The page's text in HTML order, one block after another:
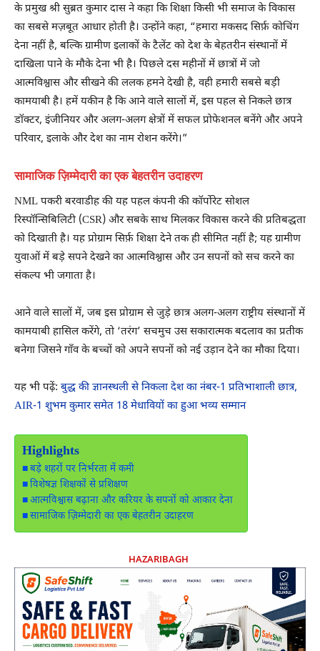
के प्रमुख श्री सुब्रत कुमार दास ने कहा कि शिक्षा किसी भी समाज के विकास
का सबसे मज़बूत आधार होती है। उन्होंने कहा, “हमारा मकसद सिर्फ़ कोचिंग
देना नहीं है, बल्कि ग्रामीण इलाकों के टैलेंट को देश के बेहतरीन संस्थानों में
दाखिला पाने के मौके देना भी है। पिछले दस महीनों में छात्रों में जो
आत्मविश्वास और सीखने की ललक हमने देखी है, वही हमारी सबसे बड़ी
कामयाबी है। हमें यकीन है कि आने वाले सालों में, इस पहल से निकले छात्र
डॉक्टर, इंजीनियर और अलग-अलग क्षेत्रों में सफल प्रोफेशनल बनेंगे और अपने
परिवार, इलाके और देश का नाम रोशन करेंगे।”
सामाजिक ज़िम्मेदारी का एक बेहतरीन उदाहरण
NML पकरी बरवाडीह की यह पहल कंपनी की कॉर्पोरेट सोशल
रिस्पॉन्सिबिलिटी (CSR) और सबके साथ मिलकर विकास करने की प्रतिबद्धता
को दिखाती है। यह प्रोग्राम सिर्फ़ शिक्षा देने तक ही सीमित नहीं है; यह ग्रामीण
युवाओं में बड़े सपने देखने का आत्मविश्वास और उन सपनों को सच करने का
संकल्प भी जगाता है।
आने वाले सालों में, जब इस प्रोग्राम से जुड़े छात्र अलग-अलग राष्ट्रीय संस्थानों में
कामयाबी हासिल करेंगे, तो ‘तरंग’ सचमुच उस सकारात्मक बदलाव का प्रतीक
बनेगा जिसने गाँव के बच्चों को अपने सपनों को नई उड़ान देने का मौका दिया।
यह भी पढ़ें: बुद्ध की ज्ञानस्थली से निकला देश का नंबर-1 प्रतिभाशाली छात्र,
AIR-1 शुभम कुमार समेत 18 मेधावियों का हुआ भव्य सम्मान
Highlights
बड़े शहरों पर निर्भरता में कमी
विशेषज्ञ शिक्षकों से प्रशिक्षण
आत्मविश्वास बढ़ाना और करियर के सपनों को आकार देना
सामाजिक ज़िम्मेदारी का एक बेहतरीन उदाहरण
HAZARIBAGH